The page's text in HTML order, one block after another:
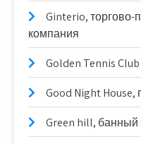
Ginterio, торгово-
компания
Golden Tennis Club
Good Night House,
Green hill, банный